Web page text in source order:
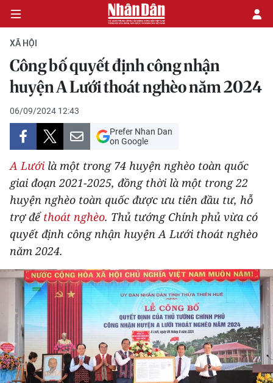
CHÍNH TRỊ
KINH TẾ
VĂN HÓA
XÃ HỘI
PHÁP LUẬT
DU LỊCH
THẾ GIỚI
THỂ THAO
GIÁO DỤC
Y TẾ
KHOA HỌC - CÔNG NGHỆ
XÃ HỘI
Công bố quyết định công nhận
huyện A Lưới thoát nghèo năm 2024
06/09/2024 12:43
Prefer Nhan Dan
on Google
A Lưới là một trong 74 huyện nghèo toàn quốc
giai đoạn 2021-2025, đồng thời là một trong 22
huyện nghèo toàn quốc được ưu tiên đầu tư, hỗ
trợ đểthoát nghèo. Thủ tướng Chính phủ vừa có
quyết định công nhận huyện A Lưới thoát nghèo
năm 2024.